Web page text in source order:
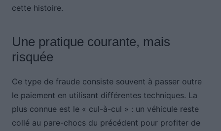
cette histoire.
Une pratique courante, mais
risquée
Ce type de fraude consiste souvent à passer outre
le paiement en utilisant différentes techniques. La
plus connue est le « cul-à-cul » : un véhicule reste
collé au pare-chocs du précédent pour profiter de